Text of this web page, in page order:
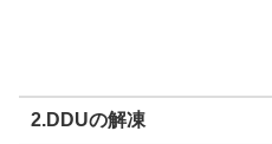
2.DDUの解凍